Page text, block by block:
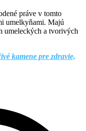
práve v tomto
umelkyňami. Majú
umeleckých a tvorivých
kamene pre zdravie,